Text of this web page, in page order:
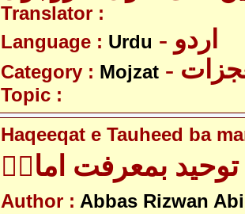
Translator :
Language : Urdu - اردو
Category : Mojzat
Topic :
Haqeeqat e Tauheed ba
بمعرفت امامؑ
Author : Abbas Rizwan